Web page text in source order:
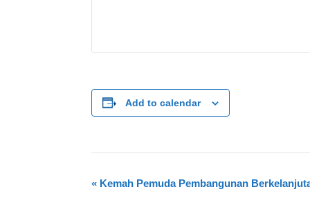
Add to calendar
E
« Kemah Pemuda Pembangunan